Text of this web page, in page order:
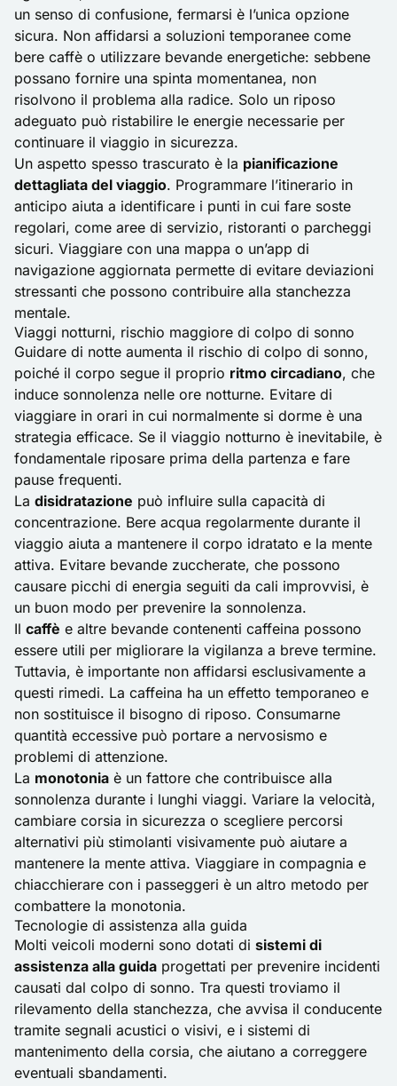
un senso di confusione, fermarsi è l’unica opzione
sicura. Non affidarsi a soluzioni temporanee come
bere caffè o utilizzare bevande energetiche: sebbene
possano fornire una spinta momentanea, non
risolvono il problema alla radice. Solo un riposo
adeguato può ristabilire le energie necessarie per
continuare il viaggio in sicurezza.
Un aspetto spesso trascurato è la pianificazione
dettagliata del viaggio. Programmare l’itinerario in
anticipo aiuta a identificare i punti in cui fare soste
regolari, come aree di servizio, ristoranti o parcheggi
sicuri. Viaggiare con una mappa o un’app di
navigazione aggiornata permette di evitare deviazioni
stressanti che possono contribuire alla stanchezza
mentale.
Viaggi notturni, rischio maggiore di colpo di sonno
Guidare di notte aumenta il rischio di colpo di sonno,
poiché il corpo segue il proprio ritmo circadiano, che
induce sonnolenza nelle ore notturne. Evitare di
viaggiare in orari in cui normalmente si dorme è una
strategia efficace. Se il viaggio notturno è inevitabile, è
fondamentale riposare prima della partenza e fare
pause frequenti.
La disidratazione può influire sulla capacità di
concentrazione. Bere acqua regolarmente durante il
viaggio aiuta a mantenere il corpo idratato e la mente
attiva. Evitare bevande zuccherate, che possono
causare picchi di energia seguiti da cali improvvisi, è
un buon modo per prevenire la sonnolenza.
Il caffè e altre bevande contenenti caffeina possono
essere utili per migliorare la vigilanza a breve termine.
Tuttavia, è importante non affidarsi esclusivamente a
questi rimedi. La caffeina ha un effetto temporaneo e
non sostituisce il bisogno di riposo. Consumarne
quantità eccessive può portare a nervosismo e
problemi di attenzione.
La monotonia è un fattore che contribuisce alla
sonnolenza durante i lunghi viaggi. Variare la velocità,
cambiare corsia in sicurezza o scegliere percorsi
alternativi più stimolanti visivamente può aiutare a
mantenere la mente attiva. Viaggiare in compagnia e
chiacchierare con i passeggeri è un altro metodo per
combattere la monotonia.
Tecnologie di assistenza alla guida
Molti veicoli moderni sono dotati di sistemi di
assistenza alla guida progettati per prevenire incidenti
causati dal colpo di sonno. Tra questi troviamo il
rilevamento della stanchezza, che avvisa il conducente
tramite segnali acustici o visivi, e i sistemi di
mantenimento della corsia, che aiutano a correggere
eventuali sbandamenti.